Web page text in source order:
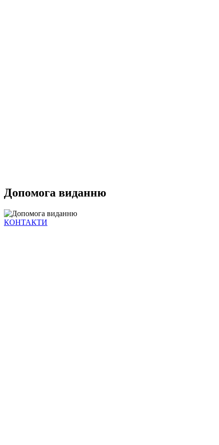
Допомога виданню
КОНТАКТИ